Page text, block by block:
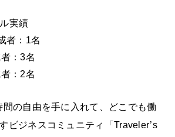
実績
者：1名
：3名
：2名
の自由を手に入れて、どこでも働
ビジネスコミュニティ「Traveler’s